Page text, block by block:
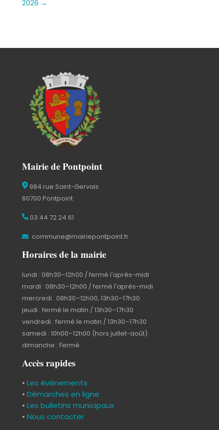
2026 →
Mairie de Pontpoint
984 rue Saint-Gervais
60700 Pontpoint
03 44 72 24 61
commune@mairiepontpoint.fr
Horaires de la mairie
lundi : 08h30–12h00 / fermé l'après-midi
mardi : 08h30–12h00 / fermé l'après-midi
mercredi : 08h30–12h00, 13h30–17h30
jeudi : fermé le matin / 13h30–17h30
vendredi : fermé le matin / 13h30–17h30
samedi : 10h00–12h00 (hors juillet-août)
dimanche : Fermé
Accès rapides
• Les évènements
• Démarches en ligne
• Les bulletins municipaux
• Nous contacter